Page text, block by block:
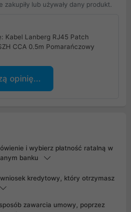
lub używały dany produkt.
Kabel Lanberg RJ45 Patch
CCA 0.5m Pomarańczowy
opinię...
i wybierz płatność ratalną w
banku
wniosek kredytowy, który otrzymasz
zawarcia umowy, poprzez